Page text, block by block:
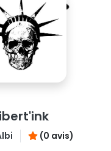
(0 avis)